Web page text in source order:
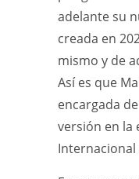
adelante su
creada en
mismo y de
Así es que
encargada
versión en la
Internacional